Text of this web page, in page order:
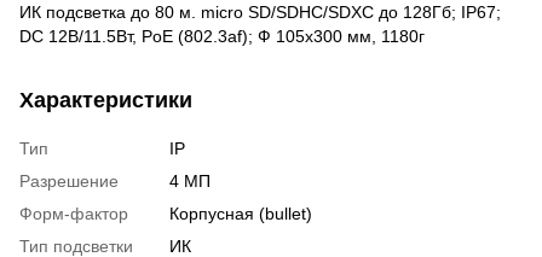
ИК подсветка до 80 м. micro SD/SDHC/SDXC до 128Гб; IP67;
DC 12В/11.5Вт, PoE (802.3af); Ф 105х300 мм, 1180г
Характеристики
Тип
IP
Разрешение
4 МП
Форм-фактор
Корпусная (bullet)
Тип подсветки
ИК